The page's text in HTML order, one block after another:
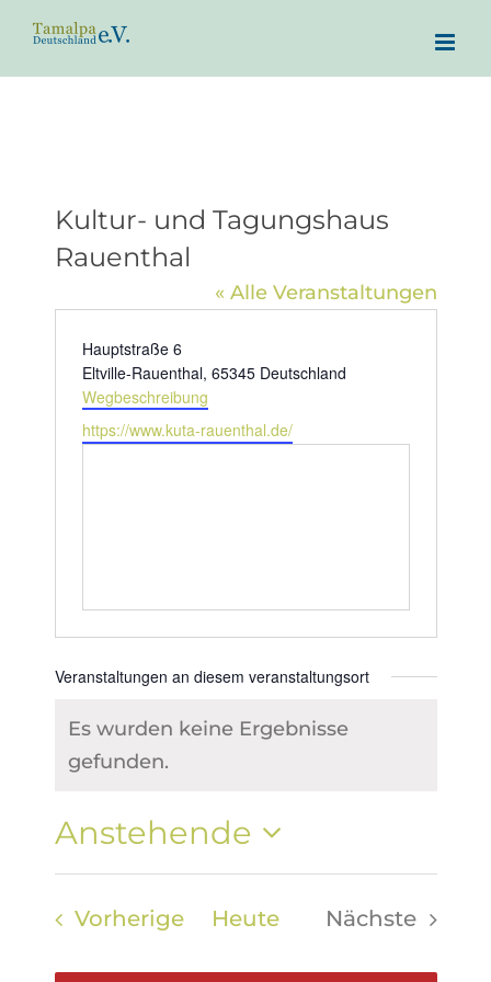
Inhalt
springen
Kultur- und Tagungshaus
Rauenthal
« Alle Veranstaltungen
Adresse
Hauptstraße 6
Eltville-Rauenthal, 65345 Deutschland
Wegbeschreibung
Webseite
https://www.kuta-rauenthal.de/
Veranstaltungen an diesem veranstaltungsort
Hinweis
Es wurden keine Ergebnisse
gefunden.
Anstehende
Datum
wählen.
VorherigeVeranstaltungen
Heute
Nächste